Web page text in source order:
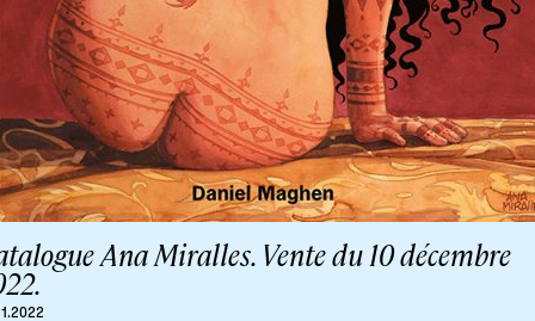
Ana Miralles. Vente du 10 décembre